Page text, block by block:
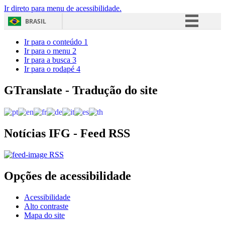
Ir direto para menu de acessibilidade.
BRASIL
Acesso à informação
Ir para o conteúdo 1
Ir para o menu 2
Ir para a busca 3
Ir para o rodapé 4
GTranslate - Tradução do site
Notícias IFG - Feed RSS
RSS
Opções de acessibilidade
Acessibilidade
Alto contraste
Mapa do site